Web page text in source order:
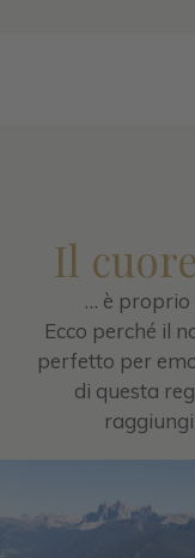
Il
… è proprio
Ecco perché il
perfetto per
di questa